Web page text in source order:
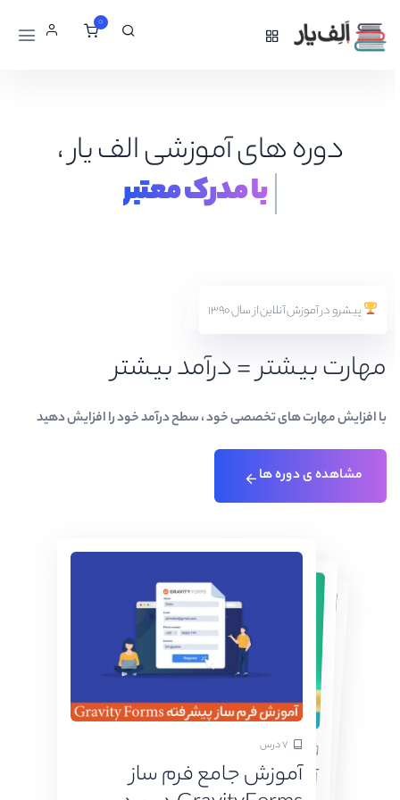
0
دوره های آموزشی الف یار ،
با مدرک معتبر
پیشرو در آموزش آنلاین از سال ۱۳۹۰
مهارت بیشتر = درآمد بیشتر
با افزایش مهارت های تخصصی خود ، سطح درآمد خود را افزایش دهید
مشاهده ی دوره ها
۷ درس
آموزش جامع فرم ساز
۱۵ درس
آموزش ساخت ربات
۳۹ درس
آموزش لاراول ۶